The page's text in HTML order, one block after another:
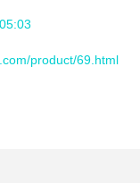
product/69.html